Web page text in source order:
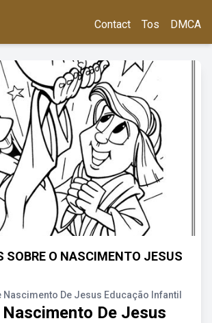
Contact Tos DMCA
SOBRE O NASCIMENTO JESUS
Nascimento De Jesus Educação Infantil
De Jesus